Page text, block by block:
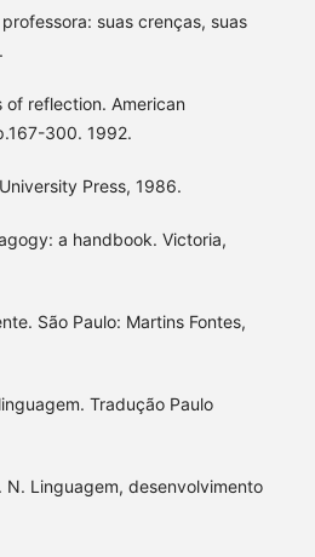
suas crenças, suas
of reflection. American
300. 1992.
University Press, 1986.
a handbook. Victoria,
São Paulo: Martins Fontes,
Tradução Paulo
N. Linguagem, desenvolvimento